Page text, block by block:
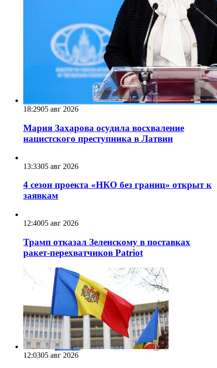
18:2905 авг 2026
Мария Захарова осудила восхваление
нацистского преступника в Латвии
13:3305 авг 2026
4 сезон проекта «НКО без границ» открыт к
заявкам
12:4005 авг 2026
Трамп отказал Зеленскому в поставках
ракет-перехватчиков Patriot
12:0305 авг 2026